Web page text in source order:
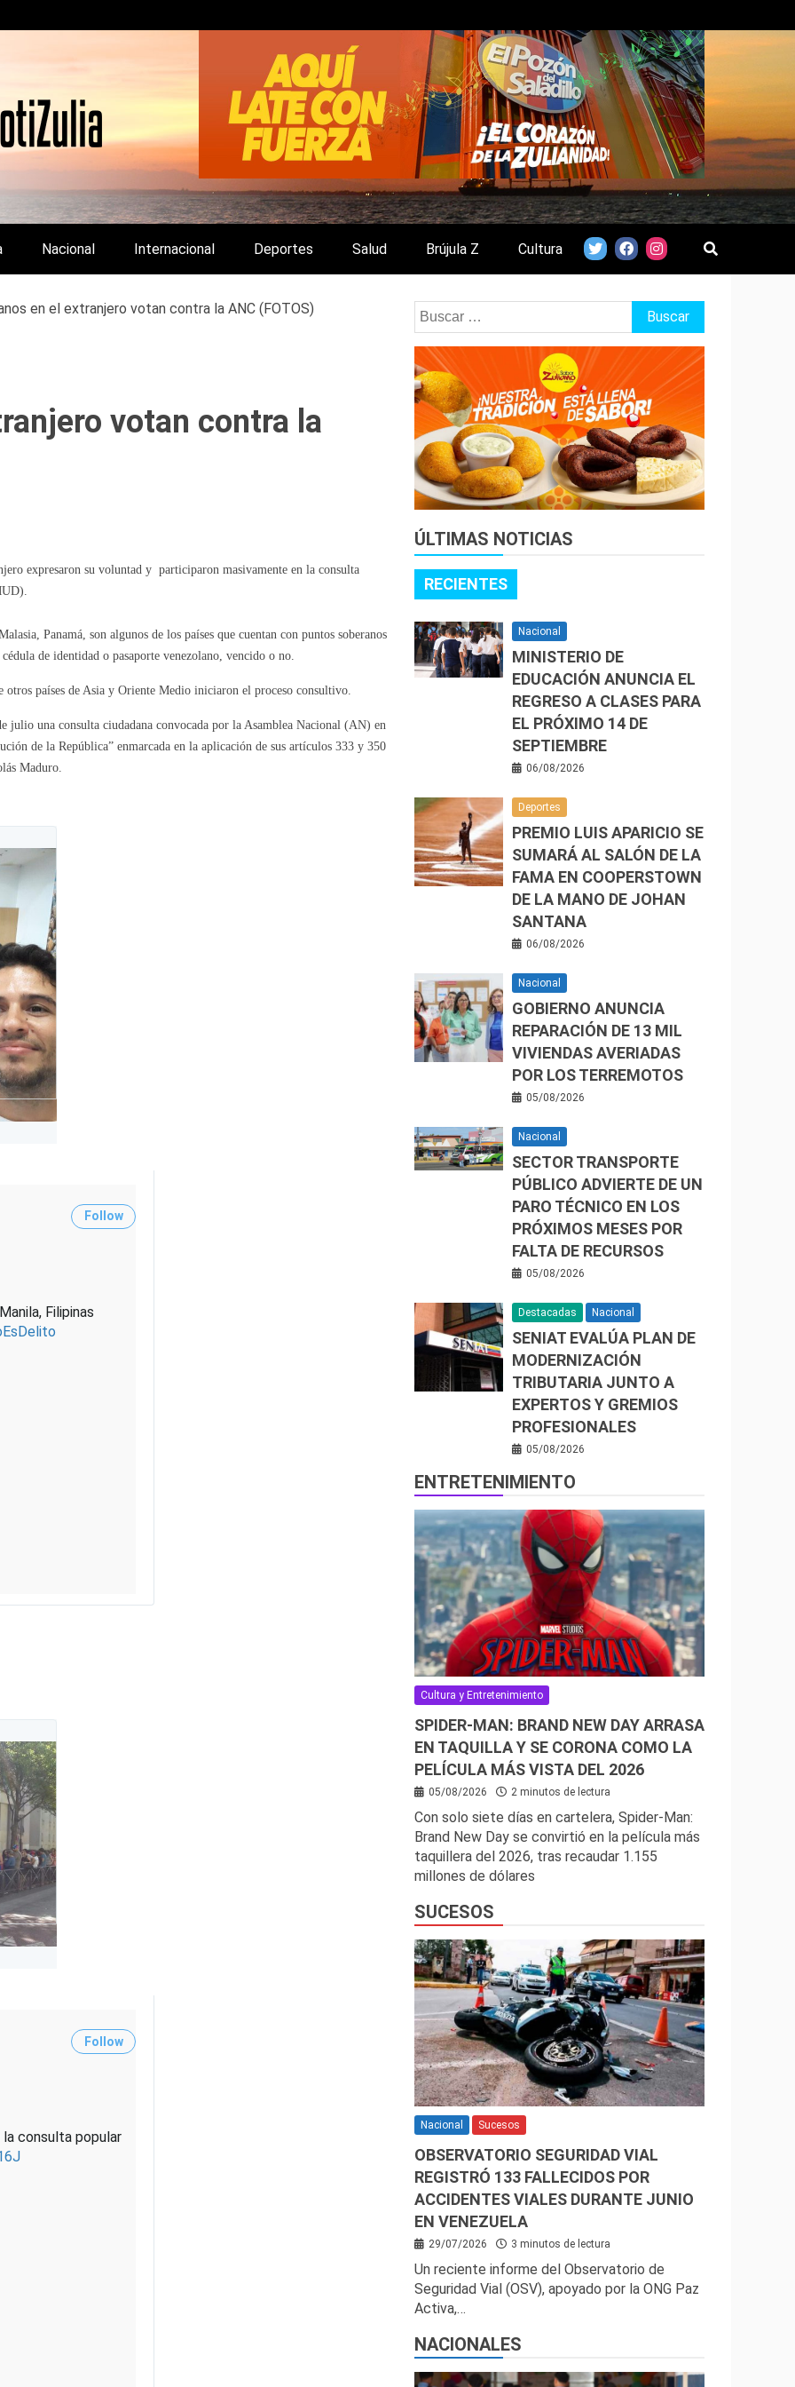
Y DE INTERÉS GENERAL.
Nacional Internacional Deportes Salud Brújula Z Cultura
en el extranjero votan contra la ANC (FOTOS)
votan contra la
expresaron su voluntad y participaron masivamente en la consulta
Panamá, son algunos de los países que cuentan con puntos soberanos
de identidad o pasaporte venezolano, vencido o no.
países de Asia y Oriente Medio iniciaron el proceso consultivo.
una consulta ciudadana convocada por la Asamblea Nacional (AN) en
de la República” enmarcada en la aplicación de sus artículos 333 y 350
Maduro.
Follow
Filipinas
Follow
consulta popular
Buscar:
ÚLTIMAS NOTICIAS
RECIENTES
Nacional
MINISTERIO DE
EDUCACIÓN ANUNCIA EL
REGRESO A CLASES PARA
EL PRÓXIMO 14 DE
SEPTIEMBRE
06/08/2026
Deportes
PREMIO LUIS APARICIO SE
SUMARÁ AL SALÓN DE LA
FAMA EN COOPERSTOWN
DE LA MANO DE JOHAN
SANTANA
06/08/2026
Nacional
GOBIERNO ANUNCIA
REPARACIÓN DE 13 MIL
VIVIENDAS AVERIADAS
POR LOS TERREMOTOS
05/08/2026
Nacional
SECTOR TRANSPORTE
PÚBLICO ADVIERTE DE UN
PARO TÉCNICO EN LOS
PRÓXIMOS MESES POR
FALTA DE RECURSOS
05/08/2026
Destacadas Nacional
SENIAT EVALÚA PLAN DE
MODERNIZACIÓN
TRIBUTARIA JUNTO A
EXPERTOS Y GREMIOS
PROFESIONALES
05/08/2026
ENTRETENIMIENTO
Cultura y Entretenimiento
SPIDER-MAN: BRAND NEW DAY ARRASA
EN TAQUILLA Y SE CORONA COMO LA
PELÍCULA MÁS VISTA DEL 2026
05/08/2026 2 minutos de lectura
Con solo siete días en cartelera, Spider-Man:
Brand New Day se convirtió en la película más
taquillera del 2026, tras recaudar 1.155
millones de dólares
SUCESOS
Nacional Sucesos
OBSERVATORIO SEGURIDAD VIAL
REGISTRÓ 133 FALLECIDOS POR
ACCIDENTES VIALES DURANTE JUNIO
EN VENEZUELA
29/07/2026 3 minutos de lectura
Un reciente informe del Observatorio de
Seguridad Vial (OSV), apoyado por la ONG Paz
Activa,…
NACIONALES